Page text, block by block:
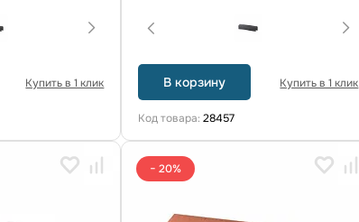
Купить в 1 клик В корзину Купить в 1 клик
Код товара:28457
− 20%